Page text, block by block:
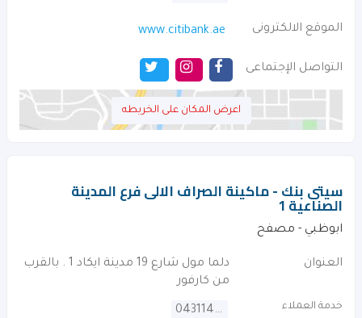
الموقع الالكترونى www.citibank.ae
التواصل الإجتماعى
اعرض المكان على الخريطه
سيتى بنك - ماكينة الصراف الالى فرع المدينة
الصناعية 1
ابوظبي - مصفح
العنوان
دلما مول شارع 19 مدينة ايكاد 1 . بالقرب
من كارفور
خدمة العملاء 043114000